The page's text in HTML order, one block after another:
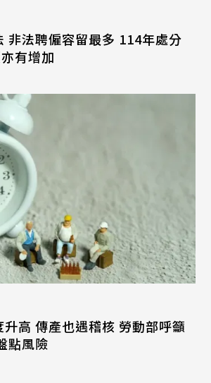
非法聘僱容留最多 114年處分
有增加
高 傳產也遇稽核 勞動部呼籲
點風險